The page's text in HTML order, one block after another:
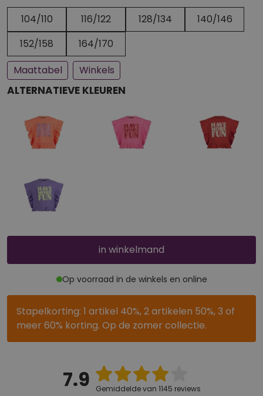
Een paar stuks op voorraad
Bijna uitverkocht
104/110 116/122 128/134
140/146
152/158
164/170
Maattabel
Winkels
ALTERNATIEVE KLEUREN
in winkelmand
Op voorraad in de winkels en online
Stapelkorting: 1 artikel 40%, 2 artikelen 50%, 3 of
meer 60% korting. Op de zomer collectie.
7.9 Gemiddelde van 1145 reviews